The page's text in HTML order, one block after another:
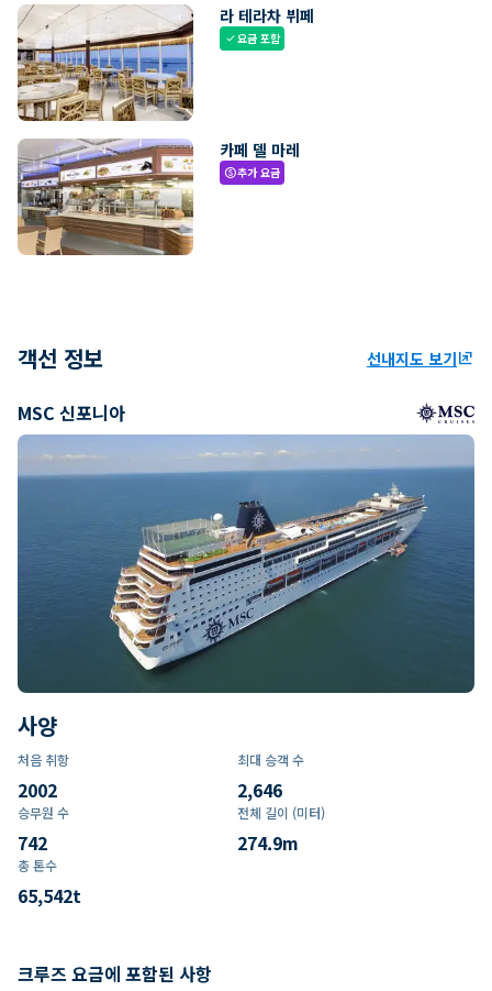
라 테라차 뷔페
check요금 포함
카페 델 마레
paid추가 요금
객선 정보 선내지도 보기ungroup
MSC 신포니아
사양
처음 취항
2002
최대 승객 수
2,646
승무원 수
742
전체 길이 (미터)
274.9m
총 톤수
65,542t
크루즈 요금에 포함된 사항